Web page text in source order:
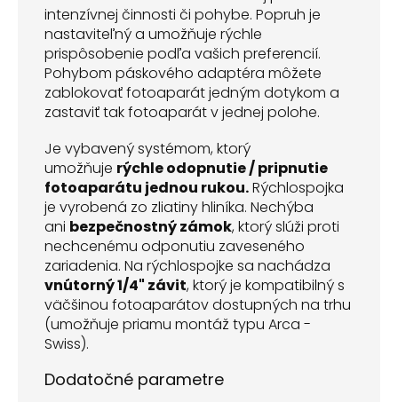
intenzívnej činnosti či pohybe. Popruh je
nastaviteľný a umožňuje rýchle
prispôsobenie podľa vašich preferencií.
Pohybom páskového adaptéra môžete
zablokovať fotoaparát jedným dotykom a
zastaviť tak fotoaparát v jednej polohe.
Je vybavený systémom, ktorý
umožňuje rýchle odopnutie / pripnutie
fotoaparátu jednou rukou.Rýchlospojka
je vyrobená zo zliatiny hliníka. Nechýba
ani bezpečnostný zámok, ktorý slúži proti
nechcenému odponutiu zaveseného
zariadenia. Na rýchlospojke sa nachádza
vnútorný 1/4" závit, ktorý je kompatibilný s
väčšinou fotoaparátov dostupných na trhu
(umožňuje priamu montáž typu Arca -
Swiss).
Dodatočné parametre